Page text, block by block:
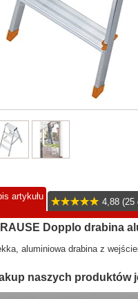
artykułu
4,88 (25
Dopplo drabina
aluminiowa drabina z
naszych produktów